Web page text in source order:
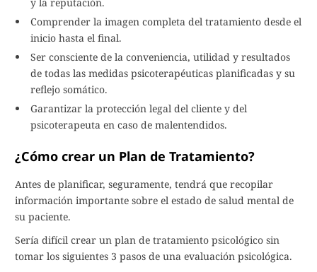
Comprender la imagen completa del tratamiento desde el
inicio hasta el final.
Ser consciente de la conveniencia, utilidad y resultados
de todas las medidas psicoterapéuticas planificadas y su
reflejo somático.
Garantizar la protección legal del cliente y del
psicoterapeuta en caso de malentendidos.
¿Cómo crear un Plan de Tratamiento?
Antes de planificar, seguramente, tendrá que recopilar
información importante sobre el estado de salud mental de
su paciente.
Sería difícil crear un plan de tratamiento psicológico sin
tomar los siguientes 3 pasos de una evaluación psicológica.